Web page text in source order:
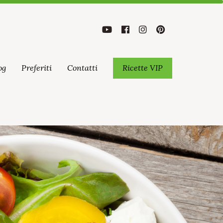
Preferiti Contatti Ricette VIP